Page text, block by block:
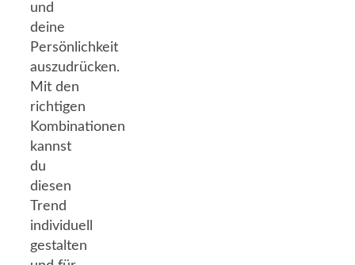
und
deine
Persönlichkeit
auszudrücken.
Mit den
richtigen
Kombinationen
kannst
du
diesen
Trend
individuell
gestalten